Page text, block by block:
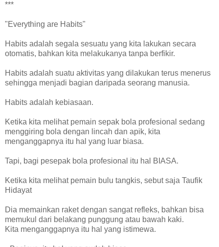
***
"Everything are Habits"
Habits adalah segala sesuatu yang kita lakukan secara
otomatis, bahkan kita melakukanya tanpa berfikir.
Habits adalah suatu aktivitas yang dilakukan terus menerus
sehingga menjadi bagian daripada seorang manusia.
Habits adalah kebiasaan.
Ketika kita melihat pemain sepak bola profesional sedang
menggiring bola dengan lincah dan apik, kita
menganggapnya itu hal yang luar biasa.
Tapi, bagi pesepak bola profesional itu hal BIASA.
Ketika kita melihat pemain bulu tangkis, sebut saja Taufik
Hidayat
Dia memainkan raket dengan sangat refleks, bahkan bisa
memukul dari belakang punggung atau bawah kaki.
Kita menganggapnya itu hal yang istimewa.